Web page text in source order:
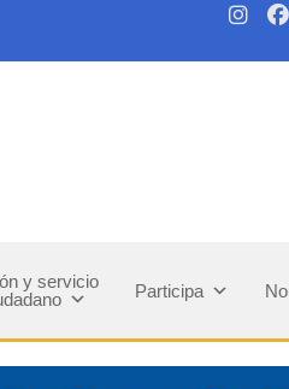
y servicio
Participa